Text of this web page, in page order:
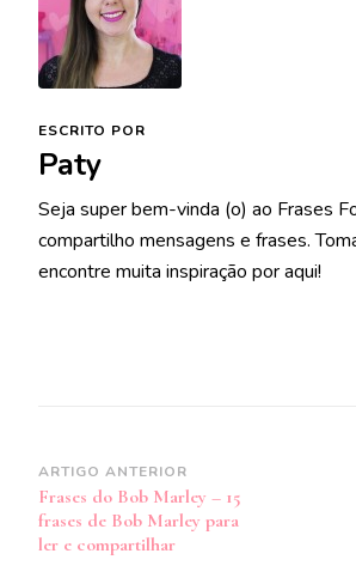
ESCRITO POR
Paty
Seja super bem-vinda (o) ao Frases
compartilho mensagens e frases.
encontre muita inspiração por aqui!
Navegação
de
post
ARTIGO ANTERIOR
Frases do Bob Marley – 15
frases de Bob Marley para
ler e compartilhar